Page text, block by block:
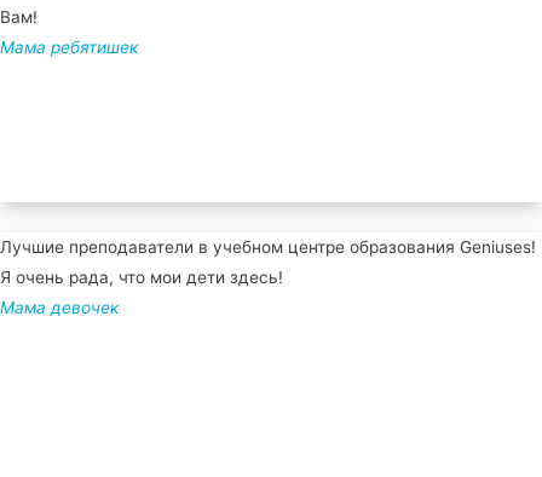
Вам!
Мама ребятишек
Лучшие преподаватели в учебном центре образования Geniuses!
Я очень рада, что мои дети здесь!
Мама девочек